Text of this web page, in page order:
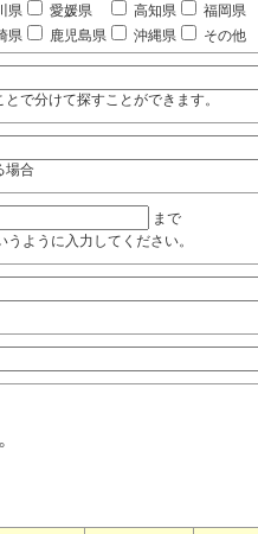
県 愛媛県 高知県
福岡県
県 鹿児島県 沖縄県 その他
で分けて探すことができます。
場合
まで
うに入力してください。